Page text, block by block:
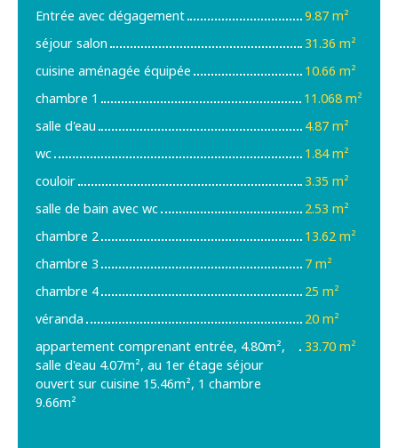
Entrée avec dégagement
9.87 m²
séjour salon
31.36 m²
cuisine aménagée équipée
10.66 m²
chambre 1
11.068 m²
salle d'eau
4.87 m²
wc
1.84 m²
couloir
3.35 m²
salle de bain avec wc
2.53 m²
chambre 2
13.62 m²
chambre 3
7 m²
chambre 4
25 m²
véranda
20 m²
appartement comprenant entrée, 4.80m²,
salle d'eau 4.07m², au 1er étage séjour
ouvert sur cuisine 15.46m², 1 chambre
9.66m²
33.70 m²